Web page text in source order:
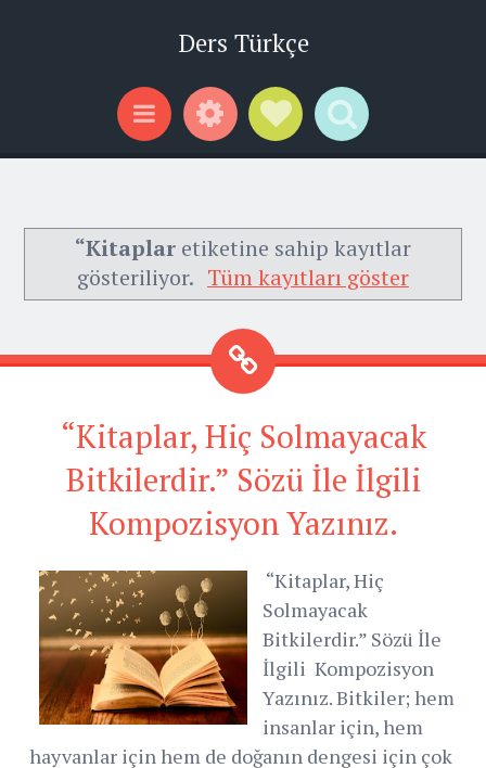
Ders Türkçe
Menu WidgetsSocial Links
Search
“Kitaplar etiketine sahip kayıtlar
gösteriliyor. Tüm kayıtları göster
“Kitaplar, Hiç Solmayacak
Bitkilerdir.” Sözü İle İlgili
Kompozisyon Yazınız.
“Kitaplar, Hiç
Solmayacak
Bitkilerdir.” Sözü İle
İlgili Kompozisyon
Yazınız. Bitkiler; hem
insanlar için, hem
hayvanlar için hem de doğanın dengesi için çok